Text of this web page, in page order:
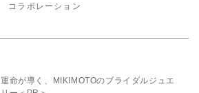
コラボレーション
運命が導く、MIKIMOTOのブライダルジュエ